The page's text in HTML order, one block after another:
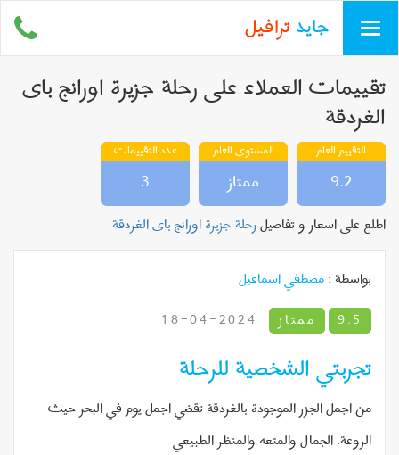
Toggle
navigation
جايدترافيل
تقييمات العملاء على رحلة جزيرة اورانج باى
الغردقة
التقييم العام
9.2
المستوى العام
ممتاز
عدد التقييمات
3
اطلع على اسعار و تفاصيلرحلة جزيرة اورانج باى الغردقة
بواسطة :مصطفي اسماعيل
9.5
ممتاز 2024-04-18
تجربتي الشخصية للرحلة
من اجمل الجزر الموجودة بالغردقة تقضي اجمل يوم في البحر حيث
الروعة. الجمال والمتعه والمنظر الطبيعي